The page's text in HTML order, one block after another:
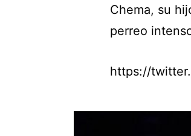
Chema, su
perreo
https://